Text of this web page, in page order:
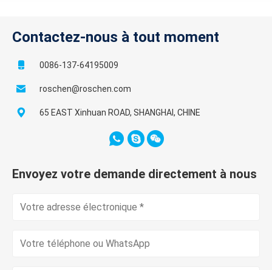
Contactez-nous à tout moment
0086-137-64195009
roschen@roschen.com
65 EAST Xinhuan ROAD, SHANGHAI, CHINE
Envoyez votre demande directement à nous